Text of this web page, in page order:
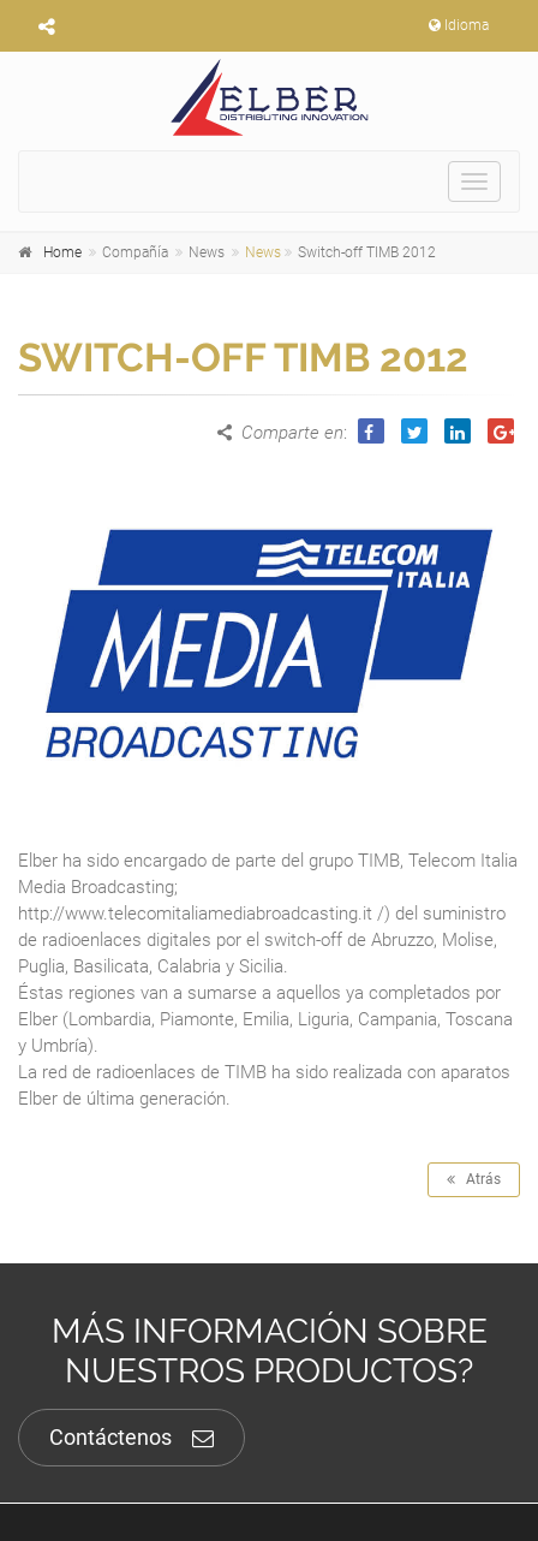
Idioma
Toggle
Home Compañía News News Switch-off TIMB 2012
SWITCH-OFF TIMB 2012
Comparte en:
Elber ha sido encargado de parte del grupo TIMB, Telecom Italia
Media Broadcasting;
http://www.telecomitaliamediabroadcasting.it /) del suministro
de radioenlaces digitales por el switch-off de Abruzzo, Molise,
Puglia, Basilicata, Calabria y Sicilia.
Éstas regiones van a sumarse a aquellos ya completados por
Elber (Lombardia, Piamonte, Emilia, Liguria, Campania, Toscana
y Umbría).
La red de radioenlaces de TIMB ha sido realizada con aparatos
Elber de última generación.
Atrás
MÁS INFORMACIÓN SOBRE
NUESTROS PRODUCTOS?
Contáctenos